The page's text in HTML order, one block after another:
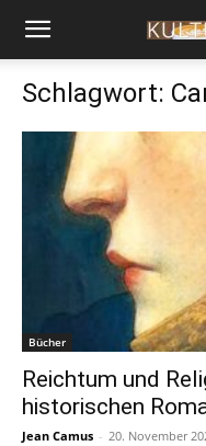
Schlagwort:
Bücher
Reichtum und
historischen
Jean Camus - 20. November